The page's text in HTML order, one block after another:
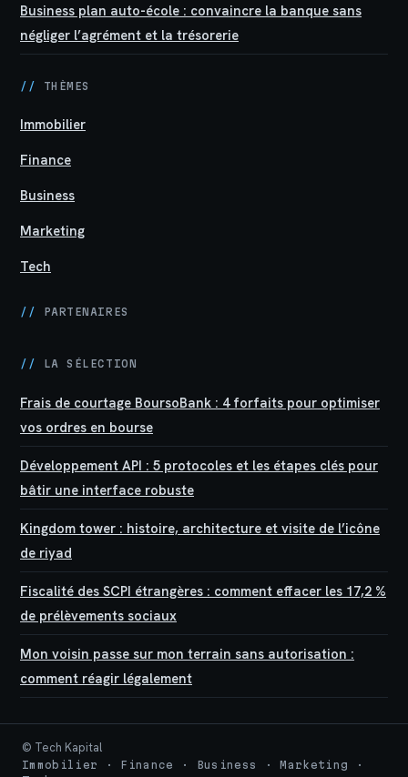
Business plan auto-école : convaincre la banque sans
négliger l’agrément et la trésorerie
// THÈMES
Immobilier
Finance
Business
Marketing
Tech
// PARTENAIRES
// LA SÉLECTION
Frais de courtage BoursoBank : 4 forfaits pour optimiser
vos ordres en bourse
Développement API : 5 protocoles et les étapes clés pour
bâtir une interface robuste
Kingdom tower : histoire, architecture et visite de l’icône
de riyad
Fiscalité des SCPI étrangères : comment effacer les 17,2 %
de prélèvements sociaux
Mon voisin passe sur mon terrain sans autorisation :
comment réagir légalement
© Tech Kapital
Immobilier · Finance · Business · Marketing ·